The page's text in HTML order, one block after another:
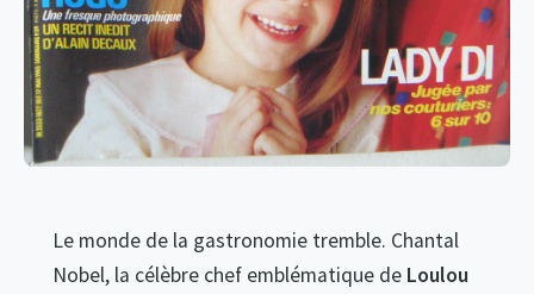
Le monde de la gastronomie tremble. Chantal
Nobel, la célèbre chef emblématique de Loulou